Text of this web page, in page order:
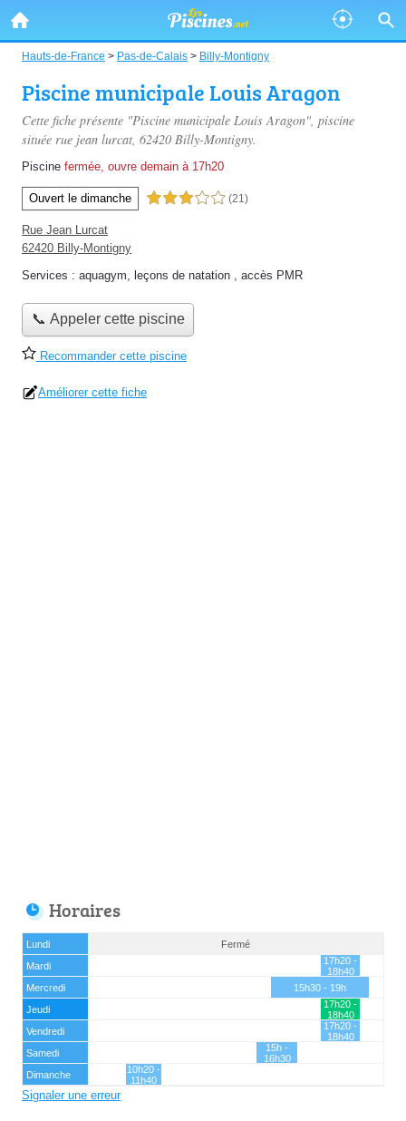
Hauts-de-France > Pas-de-Calais > Billy-Montigny
Piscine municipale Louis Aragon
Cette fiche présente "Piscine municipale Louis Aragon", piscine
située rue jean lurcat, 62420 Billy-Montigny.
Piscine fermée, ouvre demain à 17h20
Ouvert le dimanche 3,0 étoiles sur 5 (21)
Rue Jean Lurcat
62420 Billy-Montigny
Services : aquagym, leçons de natation , accès PMR
📞 Appeler cette piscine
Recommander cette piscine
Améliorer cette fiche
Horaires
Lundi
Fermé
Mardi
17h20 -
18h40
Mercredi
15h30 - 19h
Jeudi
17h20 -
18h40
Vendredi
17h20 -
18h40
Samedi
15h -
16h30
Dimanche
10h20 -
11h40
Signaler une erreur